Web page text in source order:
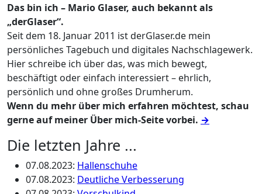
Das bin ich – Mario Glaser, auch bekannt als
„derGlaser“.
Seit dem 18. Januar 2011 ist derGlaser.de mein
persönliches Tagebuch und digitales Nachschlagewerk.
Hier schreibe ich über das, was mich bewegt,
beschäftigt oder einfach interessiert – ehrlich,
persönlich und ohne großes Drumherum.
Wenn du mehr über mich erfahren möchtest, schau
gerne auf meiner Über mich-Seite vorbei. →
Die letzten Jahre ...
07.08.2023: Hallenschuhe
07.08.2023: Deutliche Verbesserung